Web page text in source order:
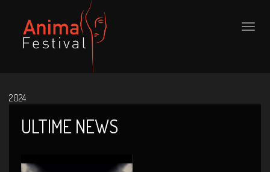
Toggle
2024
ULTIME NEWS